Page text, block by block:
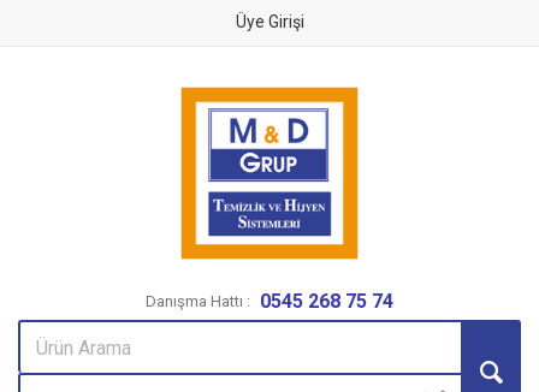
Üye Girişi
Danışma Hattı : 0545 268 75 74